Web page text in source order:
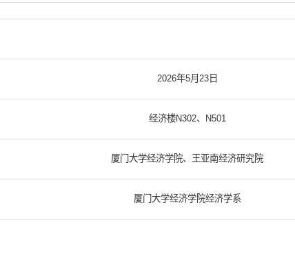
2026年5月23日
经济楼N302、N501
厦门大学经济学院、王亚南经济研究院
厦门大学经济学院经济学系